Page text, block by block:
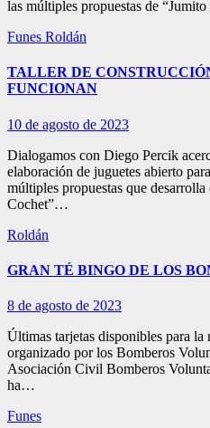
las múltiples propuestas de
Funes Roldán
TALLER DE
FUNCIONAN
10 de agosto de 2023
Dialogamos con Diego Percik
elaboración de juguetes abierto
múltiples propuestas que
Cochet”…
Roldán
GRAN TÉ BINGO DE LOS
8 de agosto de 2023
Últimas tarjetas disponibles para
organizado por los Bomberos
Asociación Civil Bomberos
ha…
Funes